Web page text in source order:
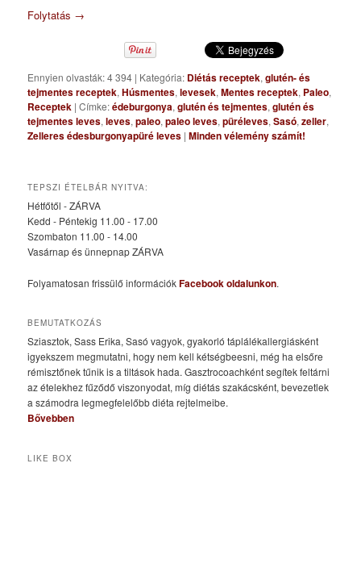
Folytatás →
Ennyien olvasták: 4 394 | Kategória: Diétás receptek,glutén- és
tejmentes receptek,Húsmentes,levesek,Mentes receptek, Paleo,
Receptek |Címke:édeburgonya,glutén és tejmentes,glutén és
tejmentes leves,leves,paleo,paleo leves,püréleves,Sasó,zeller,
Zelleres édesburgonyapüré leves |Minden vélemény számít!
TEPSZI ÉTELBÁR NYITVA:
Hétfőtől - ZÁRVA
Kedd - Péntekig 11.00 - 17.00
Szombaton 11.00 - 14.00
Vasárnap és ünnepnap ZÁRVA
Folyamatosan frissülő információkFacebook oldalunkon.
BEMUTATKOZÁS
Sziasztok, Sass Erika, Sasó vagyok, gyakorló táplálékallergiásként
igyekszem megmutatni, hogy nem kell kétségbeesni, még ha elsőre
rémisztőnek tűnik is a tiltások hada. Gasztrocoachként segítek feltárni
az ételekhez fűződő viszonyodat, míg diétás szakácsként, bevezetlek
a számodra legmegfelelőbb diéta rejtelmeibe.
Bővebben
LIKE BOX